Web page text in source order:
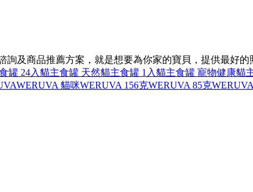
及商品推薦方案，就是想要為你家的寶貝，提供最好的
罐 24入貓主食罐 天然貓主食罐 1入貓主食罐 寵物健康貓
WERUVA 貓咪WERUVA 156克WERUVA 85克